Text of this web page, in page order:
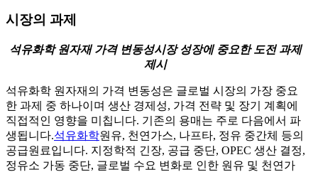
시장의 과제
석유화학 원자재 가격 변동성시장 성장에 중요한 도전 과제
제시
석유화학 원자재의 가격 변동성은 글로벌 시장의 가장 중요
한 과제 중 하나이며 생산 경제성, 가격 전략 및 장기 계획에
직접적인 영향을 미칩니다. 기존의 용매는 주로 다음에서 파
생됩니다.석유화학원유, 천연가스, 나프타, 정유 중간체 등의
공급원료입니다. 지정학적 긴장, 공급 중단, OPEC 생산 결정,
정유소 가동 중단, 글로벌 수요 변화로 인한 원유 및 천연가